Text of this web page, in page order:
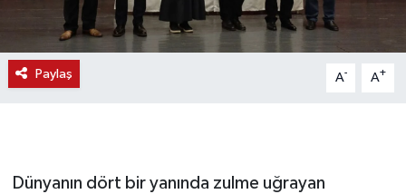
Paylaş A- A+
Dünyanın dört bir yanında zulme uğrayan